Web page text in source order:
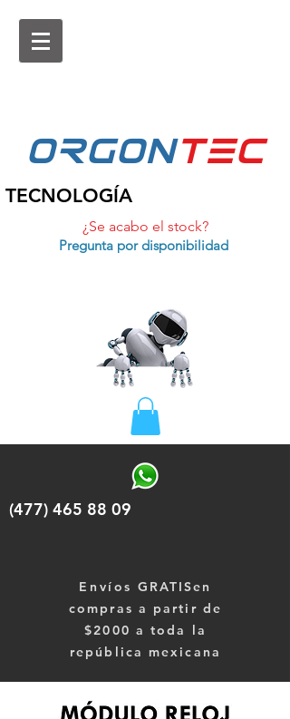
ORGONtEc
TECNOLOGÍA
¿Se acabo el stock?
Pregunta por disponibilidad
(477) 465 88 09
Envíos GRATISen
compras a partir de
$2000 a toda la
república mexicana